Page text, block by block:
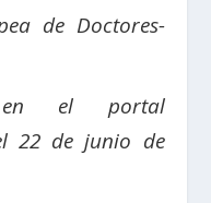
de Doctores-
en el portal
22 de junio de